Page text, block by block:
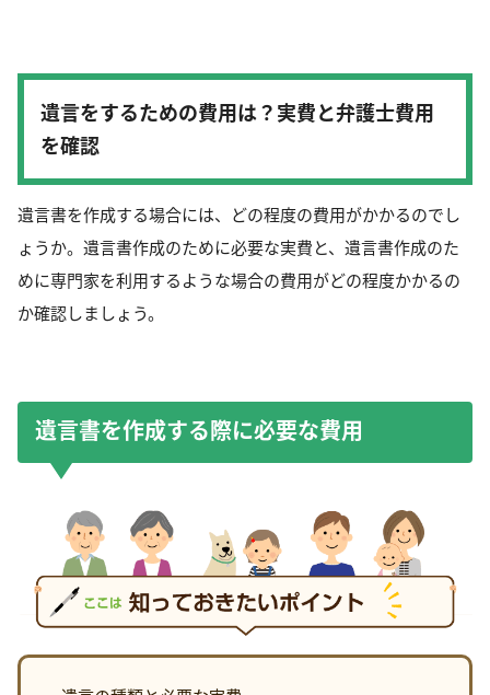
遺言をするための費用は？実費と弁護士費用
を確認
遺言書を作成する場合には、どの程度の費用がかかるのでし
ょうか。遺言書作成のために必要な実費と、遺言書作成のた
めに専門家を利用するような場合の費用がどの程度かかるの
か確認しましょう。
遺言書を作成する際に必要な費用